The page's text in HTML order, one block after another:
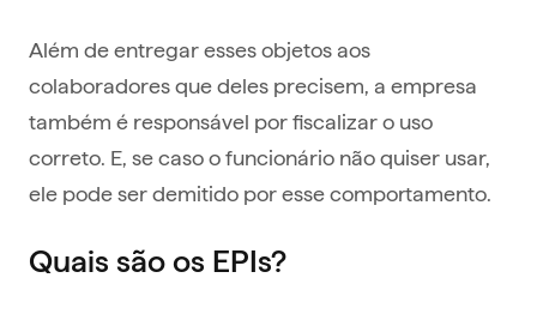
Além de entregar esses objetos aos
colaboradores que deles precisem, a empresa
também é responsável por fiscalizar o uso
correto. E, se caso o funcionário não quiser usar,
ele pode ser demitido por esse comportamento.
Quais são os EPIs?